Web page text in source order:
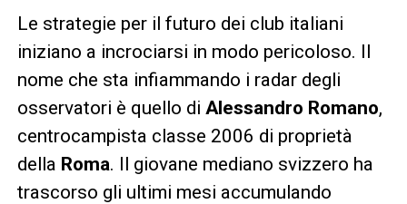
Le strategie per il futuro dei club italiani
iniziano a incrociarsi in modo pericoloso. Il
nome che sta infiammando i radar degli
osservatori è quello di Alessandro Romano,
centrocampista classe 2006 di proprietà
della Roma. Il giovane mediano svizzero ha
trascorso gli ultimi mesi accumulando